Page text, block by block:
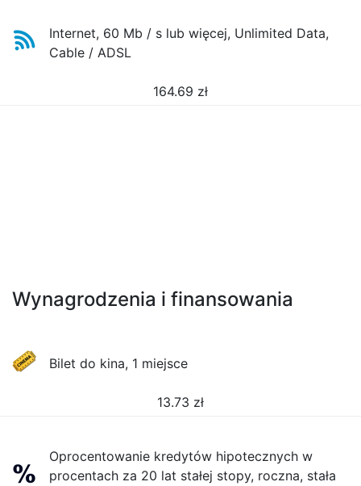
Internet, 60 Mb / s lub więcej, Unlimited Data,
Cable / ADSL
164.69 zł
Wynagrodzenia i finansowania
Bilet do kina, 1 miejsce
13.73 zł
Oprocentowanie kredytów hipotecznych w
procentach za 20 lat stałej stopy, roczna, stała